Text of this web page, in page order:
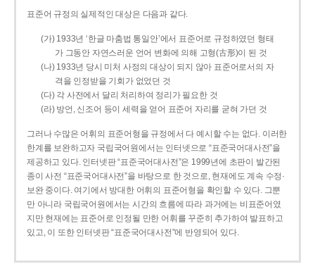
표준어 규정의 실제적인 대상은 다음과 같다.
(가) 1933년 ‘한글 마춤법 통일안’에서 표준어로 규정하였던 형태
가 그동안 자연스러운 언어 변화에 의해 고형(古形)이 된 것
(나) 1933년 당시 미처 사정의 대상이 되지 않아 표준어로서의 자
격을 인정받을 기회가 없었던 것
(다) 각 사전에서 달리 처리하여 정리가 필요한 것
(라) 방언, 신조어 등이 세력을 얻어 표준어 자리를 굳혀 가던 것
그러나 수많은 어휘의 표준어형을 규정에서 다 예시할 수는 없다. 이러한
한계를 보완하고자 국립국어원에서는 인터넷으로 “표준국어대사전”을
제공하고 있다. 인터넷판 “표준국어대사전”은 1999년에 초판이 발간된
종이 사전 “표준국어대사전”을 바탕으로 한 것으로, 현재에도 계속 수정·
보완 중이다. 여기에서 방대한 어휘의 표준어형을 확인할 수 있다. 그뿐
만 아니라 국립국어원에서는 시간의 흐름에 따라 과거에는 비표준어였
지만 현재에는 표준어로 인정될 만한 어휘를 꾸준히 추가하여 발표하고
있고, 이 또한 인터넷판 “표준국어대사전”에 반영되어 있다.